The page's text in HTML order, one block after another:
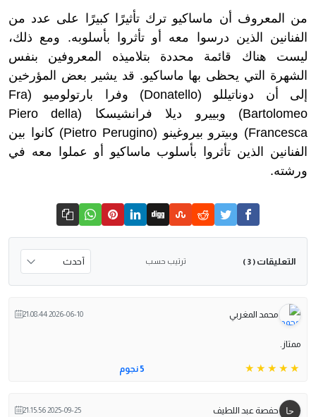
من المعروف أن ماساكيو ترك تأثيرًا كبيرًا على عدد من
الفنانين الذين درسوا معه أو تأثروا بأسلوبه. ومع ذلك،
ليست هناك قائمة محددة بتلاميذه المعروفين بنفس
الشهرة التي يحظى بها ماساكيو. قد يشير بعض المؤرخين
إلى أن دوناتيللو (Donatello) وفرا بارتولوميو (Fra
Bartolomeo) وبييرو ديلا فرانشيسكا (Piero della
Francesca) وبيترو بيروغينو (Pietro Perugino) كانوا بين
الفنانين الذين تأثروا بأسلوب ماساكيو أو عملوا معه في
ورشته.
التعليقات ( 3 ) ترتيب حسب
محمد المغربي 2026-06-10 21:08:44
ممتاز.
5 نجوم
حفصة عبد اللطيف 2025-09-25 21:15:56